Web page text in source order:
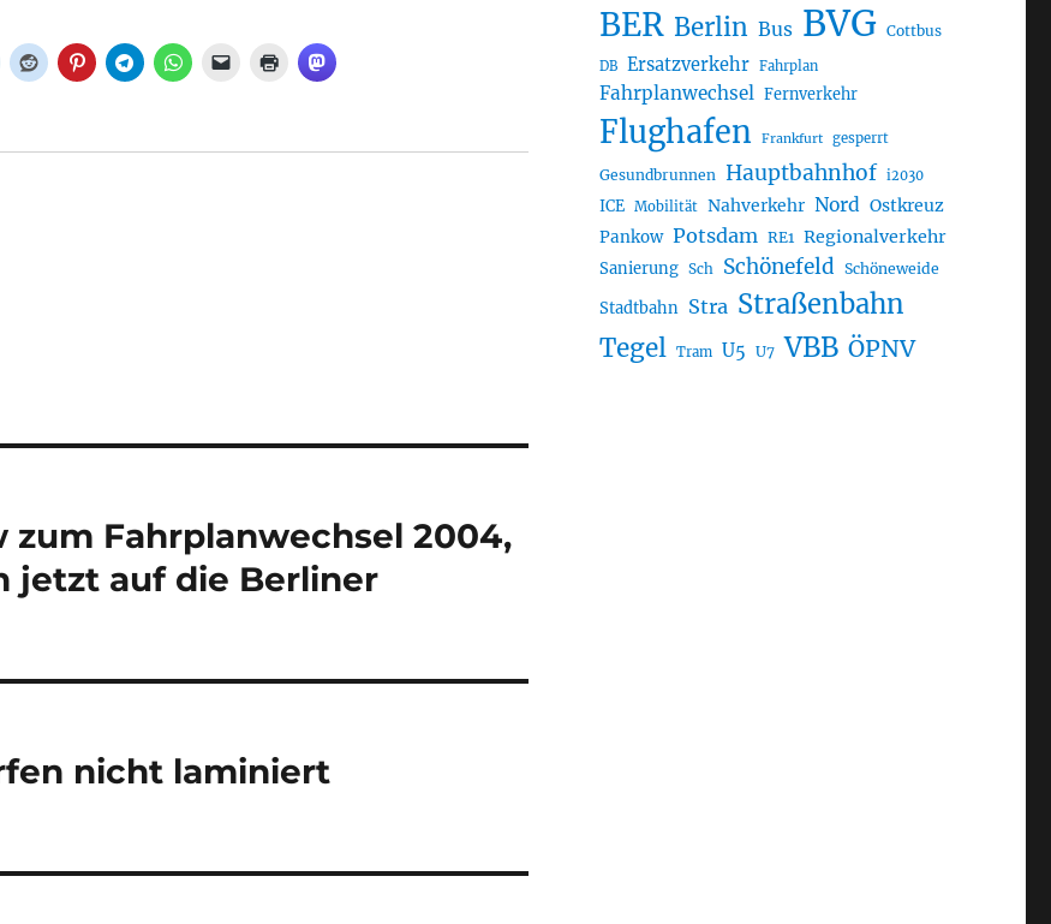
Fahrplanwechsel 2004,
jetzt auf die Berliner
nicht laminiert
BER Berlin Bus BVG Cottbus
DB Ersatzverkehr Fahrplan
Fahrplanwechsel Fernverkehr
Flughafen Frankfurt gesperrt
Gesundbrunnen Hauptbahnhof i2030
ICE Mobilität Nahverkehr Nord Ostkreuz
Pankow Potsdam RE1 Regionalverkehr
Sanierung Sch Schönefeld Schöneweide
Stadtbahn Stra Straßenbahn
Tegel Tram U5 U7 VBB ÖPNV